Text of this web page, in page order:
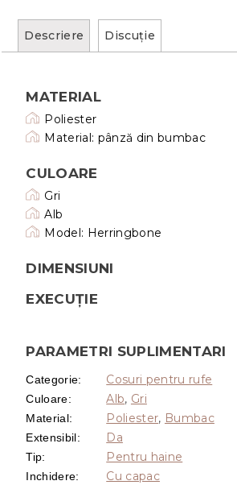
Descriere Discuţie
MATERIAL
Poliester
Material: pânză din bumbac
CULOARE
Gri
Alb
Model: Herringbone
DIMENSIUNI
EXECUŢIE
PARAMETRI SUPLIMENTARI
Categorie: Cosuri pentru rufe
Culoare: Alb, Gri
Material: Poliester, Bumbac
Extensibil: Da
Tip: Pentru haine
Inchidere: Cu capac